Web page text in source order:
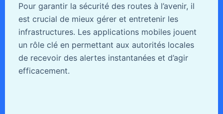
Pour garantir la sécurité des routes à l’avenir, il
est crucial de mieux gérer et entretenir les
infrastructures. Les applications mobiles jouent
un rôle clé en permettant aux autorités locales
de recevoir des alertes instantanées et d’agir
efficacement.